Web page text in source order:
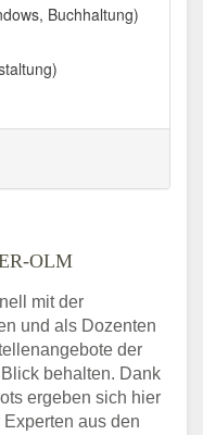
Buchhaltung)
OLM
mit der
und als Dozenten
der
behalten. Dank
ergeben sich hier
aus den